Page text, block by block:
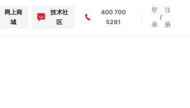
网上商
城
技术社
区
400 700
5281
登
录
/
注
册